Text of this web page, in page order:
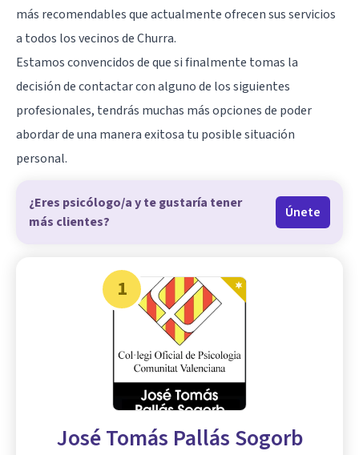
más recomendables que actualmente ofrecen sus servicios
a todos los vecinos de Churra.
Estamos convencidos de que si finalmente tomas la
decisión de contactar con alguno de los siguientes
profesionales, tendrás muchas más opciones de poder
abordar de una manera exitosa tu posible situación
personal.
¿Eres psicólogo/a y te gustaría tener
más clientes?
Únete
1
José Tomás Pallás Sogorb